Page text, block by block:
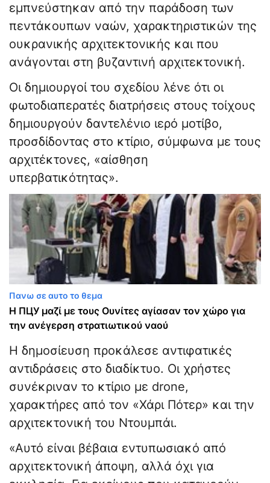
εμπνεύστηκαν από την παράδοση των
πεντάκουπων ναών, χαρακτηριστικών της
ουκρανικής αρχιτεκτονικής και που
ανάγονται στη βυζαντινή αρχιτεκτονική.
Οι δημιουργοί του σχεδίου λένε ότι οι
φωτοδιαπερατές διατρήσεις στους τοίχους
δημιουργούν δαντελένιο ιερό μοτίβο,
προσδίδοντας στο κτίριο, σύμφωνα με τους
αρχιτέκτονες, «αίσθηση
υπερβατικότητας».
Πανω σε αυτο το θεμα
Η ΠЦУ μαζί με τους Ουνίτες αγίασαν τον χώρο για
την ανέγερση στρατιωτικού ναού
Η δημοσίευση προκάλεσε αντιφατικές
αντιδράσεις στο διαδίκτυο. Οι χρήστες
συνέκριναν το κτίριο με drone,
χαρακτήρες από τον «Χάρι Πότερ» και την
αρχιτεκτονική του Ντουμπάι.
«Αυτό είναι βέβαια εντυπωσιακό από
αρχιτεκτονική άποψη, αλλά όχι για